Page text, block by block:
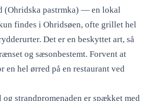
(Ohridska pastrmka) — en lokal
findes i Ohridsøen, ofte grillet hel
Det er en beskyttet art, så
og sæsonbestemt. Forvent at
en hel ørred på en restaurant ved
og strandpromenaden er spækket med